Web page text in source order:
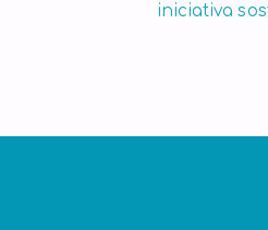
iniciativa